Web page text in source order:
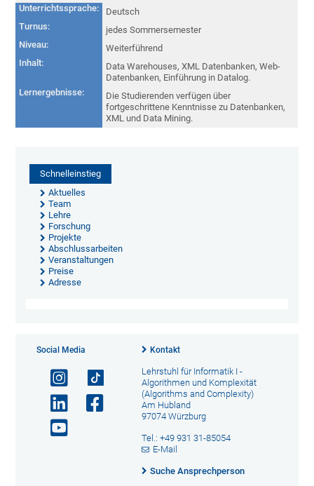
Unterrichtssprache:
Deutsch
Turnus:
jedes Sommersemester
Niveau:
Weiterführend
Inhalt:
Data Warehouses, XML Datenbanken, Web-
Datenbanken, Einführung in Datalog.
Lernergebnisse:
Die Studierenden verfügen über
fortgeschrittene Kenntnisse zu Datenbanken,
XML und Data Mining.
Schnelleinstieg
Aktuelles
Team
Lehre
Forschung
Projekte
Abschlussarbeiten
Veranstaltungen
Preise
Adresse
Social Media Kontakt
Lehrstuhl für Informatik I -
Algorithmen und Komplexität
(Algorithms and Complexity)
Am Hubland
97074 Würzburg
Tel.: +49 931 31-85054
E-Mail
Suche Ansprechperson